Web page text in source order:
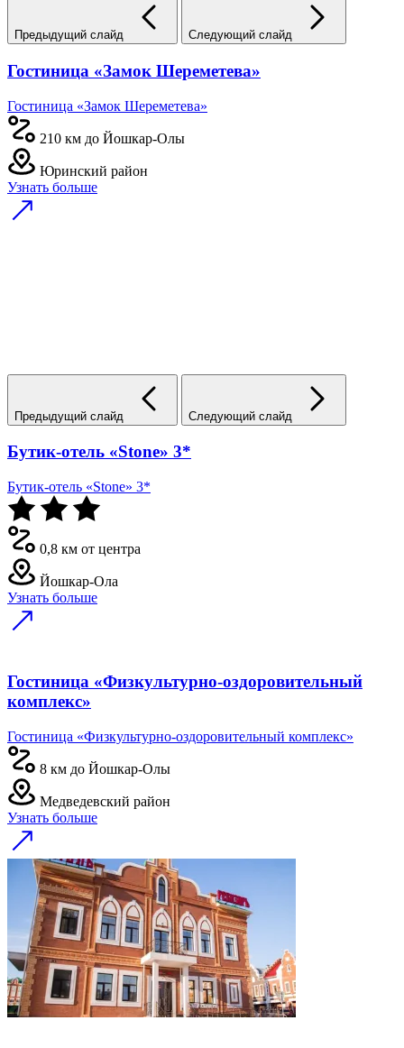
Предыдущий слайд Следующий слайд
Гостиница «Замок Шереметева»
Гостиница «Замок Шереметева»
210 км до Йошкар-Олы
Юринский район
Узнать больше
Предыдущий слайд Следующий слайд
Бутик-отель «Stone» 3*
Бутик-отель «Stone» 3*
0,8 км от центра
Йошкар-Ола
Узнать больше
Гостиница «Физкультурно-оздоровительный
комплекс»
Гостиница «Физкультурно-оздоровительный комплекс»
8 км до Йошкар-Олы
Медведевский район
Узнать больше